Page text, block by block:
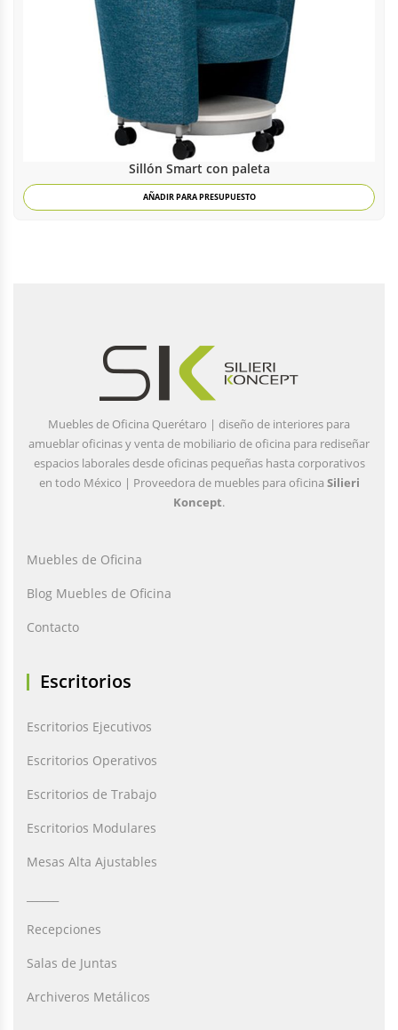
Sillón Smart con paleta
AÑADIR PARA PRESUPUESTO
Muebles de Oficina Querétaro | diseño de interiores para
amueblar oficinas y venta de mobiliario de oficina para rediseñar
espacios laborales desde oficinas pequeñas hasta corporativos
en todo México | Proveedora de muebles para oficina Silieri
Koncept.
Muebles de Oficina
Blog Muebles de Oficina
Contacto
Escritorios
Escritorios Ejecutivos
Escritorios Operativos
Escritorios de Trabajo
Escritorios Modulares
Mesas Alta Ajustables
Recepciones
Salas de Juntas
Archiveros Metálicos